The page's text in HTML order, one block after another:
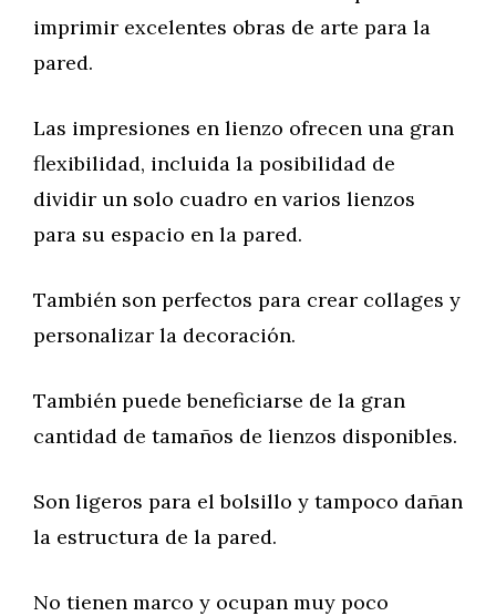
imprimir excelentes obras de arte para la
pared.
Las impresiones en lienzo ofrecen una gran
flexibilidad, incluida la posibilidad de
dividir un solo cuadro en varios lienzos
para su espacio en la pared.
También son perfectos para crear collages y
personalizar la decoración.
También puede beneficiarse de la gran
cantidad de tamaños de lienzos disponibles.
Son ligeros para el bolsillo y tampoco dañan
la estructura de la pared.
No tienen marco y ocupan muy poco